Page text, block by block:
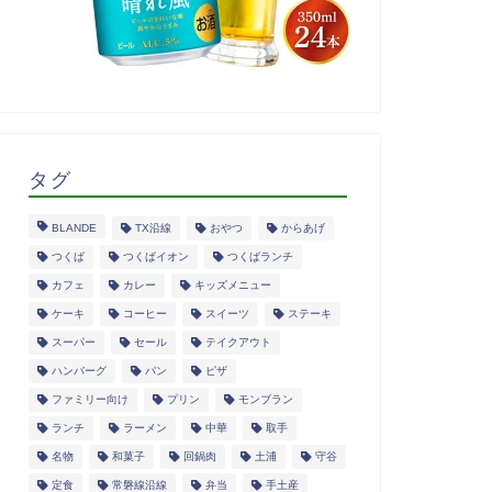
タグ
BLANDE TX沿線 おやつ からあげ
つくば つくばイオン つくばランチ
カフェ カレー キッズメニュー
ケーキ コーヒー スイーツ ステーキ
スーパー セール テイクアウト
ハンバーグ パン ピザ
ファミリー向け プリン モンブラン
ランチ ラーメン 中華 取手
名物 和菓子 回鍋肉 土浦 守谷
定食 常磐線沿線 弁当 手土産